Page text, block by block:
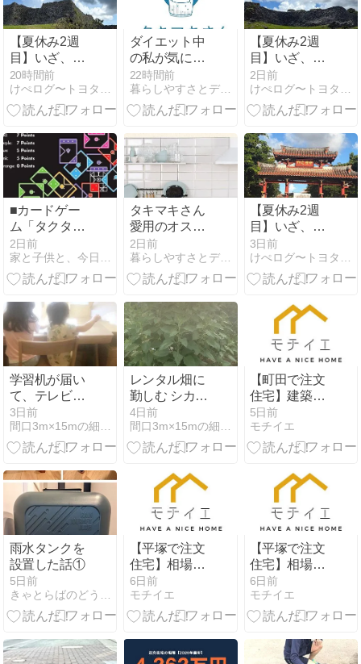
【夏休み2週
目】いざ、沖
縄へ！③
20時間前
ダイエット中
の私が気にな
るタキマキさ
ん愛用の飲み
物！
22時間前
暮らしやすさとデザイン性を大切にしたマイホーム計画
【夏休み2週
目】いざ、沖
縄へ！②
2日前
■カードゲー
ム「タクタ／
TACTA」を買
うべきか？～
図形を合わせ
置！
2日前
タキマキさん
愛用のオスス
メの揚げ物
鍋！
2日前
暮らしやすさとデザイン性を大切にしたマイホーム計画
【夏休み2週
目】いざ、沖
縄へ！①
3日前
学習机が届い
て、テレビ漬
けから卒業し
たい
3日前
間口3m×15mの細長い家の暮らし
レンタル畑に
勤しむ シカク
マメ初成功
4日前
間口3m×15mの細長い家の暮らし
【町田で注文
住宅】建築相
場と費用を抑
えるコツを徹
底解説
5日前
モチイエ
雨水タンクを
設置した話①
5日前
きゃとらばのどうしようもないブログ 〜男子の育児〜
【平塚で注文
住宅】相場は
いくら？失敗
しない予算の
立て方
6日前
モチイエ
【平塚で注文
住宅】相場は
いくら？失敗
しない予算の
立て方
6日前
モチイエ